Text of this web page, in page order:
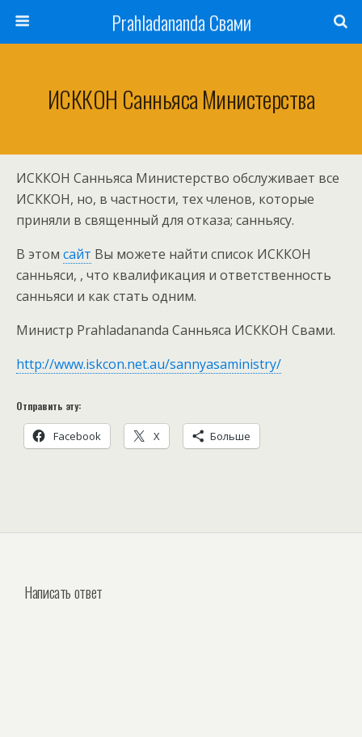
Prahladananda Свами
ИСККОН Санньяса Министерства
ИСККОН Санньяса Министерство обслуживает все
ИСККОН, но, в частности, тех членов, которые
приняли в священный для отказа; санньясу.
В этом сайт Вы можете найти список ИСККОН
санньяси, , что квалификация и ответственность
санньяси и как стать одним.
Министр Prahladananda Санньяса ИСККОН Свами.
http://www.iskcon.net.au/sannyasaministry/
Отправить эту:
Facebook Х Больше
Написать ответ